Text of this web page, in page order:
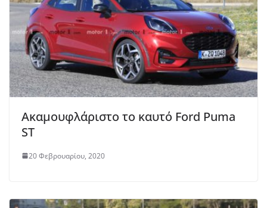
Ακαμουφλάριστο το καυτό Ford Puma
ST
20 Φεβρουαρίου, 2020